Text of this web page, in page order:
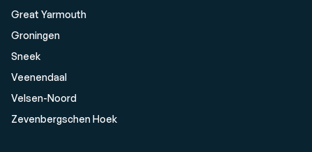
Great Yarmouth
Groningen
Sneek
Veenendaal
Velsen-Noord
Zevenbergschen Hoek